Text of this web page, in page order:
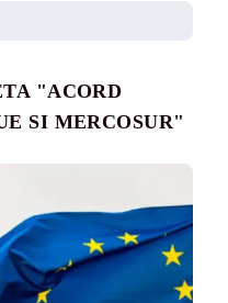
"ACORD
SI MERCOSUR"